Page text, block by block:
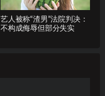
艺人被称“渣男”法院判决：
不构成侮辱但部分失实